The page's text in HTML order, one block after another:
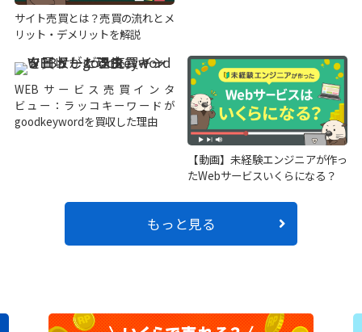
サイト売買とは？売買の流れとメ
リット・デメリットを解説
WEBサービス売買インタ
ビュー：ラッコキーワードが
goodkeywordを買収した理由
【動画】未経験エンジニアが作っ
たWebサービスいくらになる？
もっと見る